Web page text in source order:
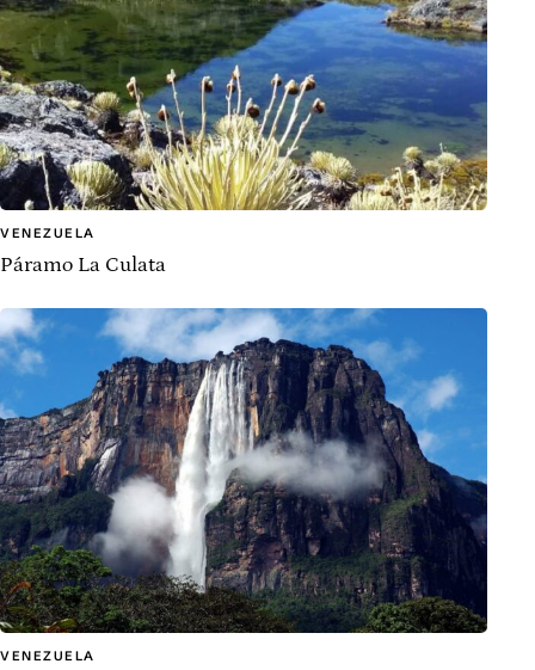
VENEZUELA
Páramo La Culata
VENEZUELA